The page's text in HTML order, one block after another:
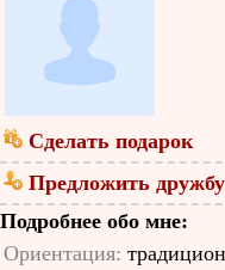
Сделать подарок
Предложить дружбу
Подробнее обо мне:
Ориентация: